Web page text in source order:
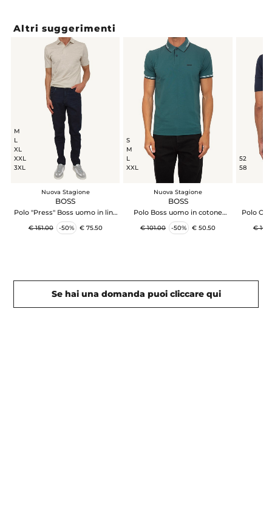
Altri suggerimenti
M
L
XL
XXL
3XL
Nuova Stagione
BOSS
Polo "Press" Boss uomo in lino
beige
€ 151.00 -50% € 75.50
S
M
L
XXL
Nuova Stagione
BOSS
Polo Boss uomo in cotone
petrolio con contrasti
€ 101.00 -50% € 50.50
52
58
Polo
€
Se hai una domanda puoi cliccare qui